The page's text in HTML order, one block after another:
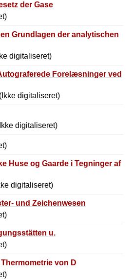
der Gase
Grundlagen der analytischen
digitaliseret)
Forelæsninger ved
digitaliseret)
digitaliseret)
Huse og Gaarde i Tegninger af
digitaliseret)
und Zeichenwesen
u.
von D